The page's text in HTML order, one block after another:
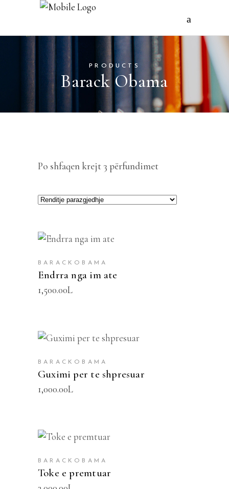
PRODUCTS
Barack Obama
Po shfaqen krejt 3 përfundimet
SHTOJE NË SHPORTË
BARACKOBAMA
Endrra nga im ate
1,500.00L
SHTOJE NË SHPORTË
BARACKOBAMA
Guximi per te shpresuar
1,000.00L
SHTOJE NË SHPORTË
BARACKOBAMA
Toke e premtuar